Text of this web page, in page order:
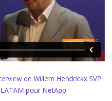
de Willem Hendrickx SVP
pour NetApp